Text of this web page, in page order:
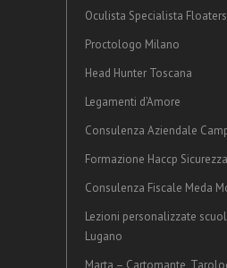
Oculista Specialista Floaters
Proctologo Milano
Head Hunter Toscana
Legamenti d’Amore
Consulenza Aziendale
Formazione Haccp
Consulenza Fiscale Meda
Lezioni personalizzate
Lugano